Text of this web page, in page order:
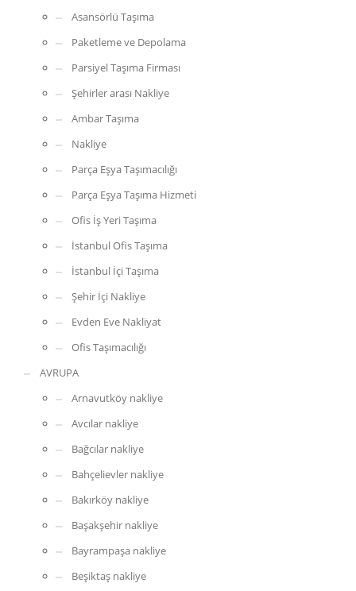
Asansörlü Taşıma
Paketleme ve Depolama
Parsiyel Taşıma Firması
Şehirler arası Nakliye
Ambar Taşıma
Nakliye
Parça Eşya Taşımacılığı
Parça Eşya Taşıma Hizmeti
Ofis İş Yeri Taşıma
İstanbul Ofis Taşıma
İstanbul İçi Taşıma
Şehir İçi Nakliye
Evden Eve Nakliyat
Ofis Taşımacılığı
AVRUPA
Arnavutköy nakliye
Avcılar nakliye
Bağcılar nakliye
Bahçelievler nakliye
Bakırköy nakliye
Başakşehir nakliye
Bayrampaşa nakliye
Beşiktaş nakliye